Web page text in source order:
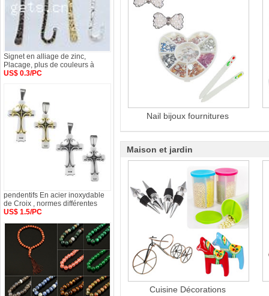
Nail bijoux fournitures
Maison et jardin
Cuisine Décorations
Signet en alliage de zinc,
Placage, plus de couleurs à
US$ 0.3/PC
pendentifs En acier inoxydable
de Croix , normes différentes
US$ 1.5/PC